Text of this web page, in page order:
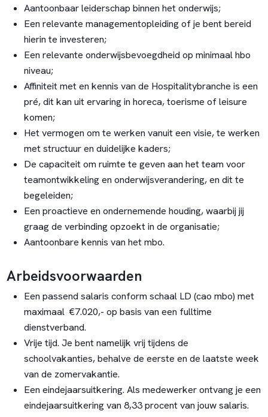
Aantoonbaar leiderschap binnen het onderwijs;
Een relevante managementopleiding of je bent bereid
hierin te investeren;
Een relevante onderwijsbevoegdheid op minimaal hbo
niveau;
Affiniteit met en kennis van de Hospitalitybranche is een
pré, dit kan uit ervaring in horeca, toerisme of leisure
komen;
Het vermogen om te werken vanuit een visie, te werken
met structuur en duidelijke kaders;
De capaciteit om ruimte te geven aan het team voor
teamontwikkeling en onderwijsverandering, en dit te
begeleiden;
Een proactieve en ondernemende houding, waarbij jij
graag de verbinding opzoekt in de organisatie;
Aantoonbare kennis van het mbo.
Arbeidsvoorwaarden
Een passend salaris conform schaal LD (cao mbo) met
maximaal €7.020,- op basis van een fulltime
dienstverband.
Vrije tijd. Je bent namelijk vrij tijdens de
schoolvakanties, behalve de eerste en de laatste week
van de zomervakantie.
Een eindejaarsuitkering. Als medewerker ontvang je een
eindejaarsuitkering van 8,33 procent van jouw salaris.